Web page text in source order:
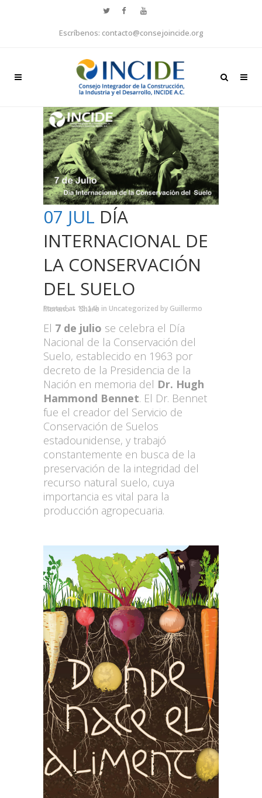
Escríbenos: contacto@consejoincide.org
07 JUL DÍA
INTERNACIONAL DE
LA CONSERVACIÓN
DEL SUELO
Posted at 15:14h in Uncategorized by
Guillermo Moreno Share
El 7 de julio se celebra el Día
Nacional de la Conservación del
Suelo, establecido en 1963 por
decreto de la Presidencia de la
Nación en memoria del Dr. Hugh
Hammond Bennet. El Dr. Bennet
fue el creador del Servicio de
Conservación de Suelos
estadounidense, y trabajó
constantemente en busca de la
preservación de la integridad del
recurso natural suelo, cuya
importancia es vital para la
producción agropecuaria.